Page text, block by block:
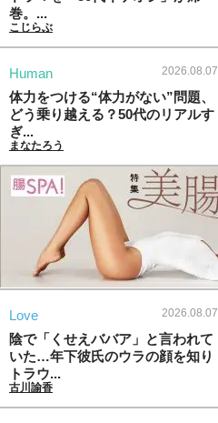
巻。...
こじらぶ
Human 2026.08.07
体力をつける“体力がない”問題、
どう乗り越える？50代のリアルす
ぎ...
まなたろう
Love 2026.08.07
陰で「くせえババア」と言われて
いた…年下彼氏のウラの顔を知り
トラウ...
古川諭香